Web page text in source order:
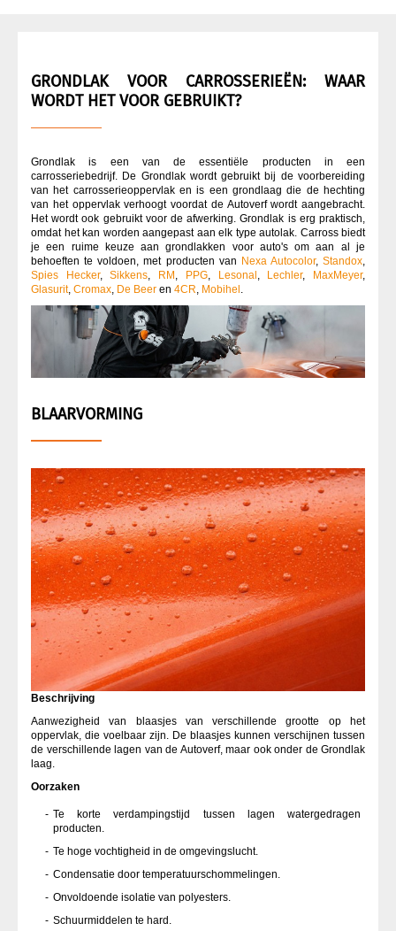
DEKKING CARROSSERIE
GRONDVERF / STEENKOOLSCHUTZ
HANDGEREEDSCHAP
KLEURCODE AUTOVERF
LIJMEN
ONTVETTER CARROSSERIE
SPROEIEN
SPUITBUSSEN
STOPVERF
VACUÜM CARROSSERIE
VERF VERHARDER
GRONDLAK VOOR CARROSSERIEËN: WAAR
WORDT HET VOOR GEBRUIKT?
Grondlak is een van de essentiële producten in een
carrosseriebedrijf. De Grondlak wordt gebruikt bij de voorbereiding
van het carrosserieoppervlak en is een grondlaag die de hechting
van het oppervlak verhoogt voordat de Autoverf wordt aangebracht.
Het wordt ook gebruikt voor de afwerking. Grondlak is erg praktisch,
omdat het kan worden aangepast aan elk type autolak. Carross biedt
je een ruime keuze aan grondlakken voor auto's om aan al je
behoeften te voldoen, met producten van Nexa Autocolor, Standox,
Spies Hecker,Sikkens, RM , PPG, Lesonal , Lechler, MaxMeyer,
Glasurit, Cromax, De Beer en 4CR, Mobihel .
BLAARVORMING
Beschrijving
Aanwezigheid van blaasjes van verschillende grootte op het
oppervlak, die voelbaar zijn. De blaasjes kunnen verschijnen tussen
de verschillende lagen van de Autoverf, maar ook onder de Grondlak
laag.
Oorzaken
Te korte verdampingstijd tussen lagen watergedragen
producten.
Te hoge vochtigheid in de omgevingslucht.
Condensatie door temperatuurschommelingen.
Onvoldoende isolatie van polyesters.
Schuurmiddelen te hard.